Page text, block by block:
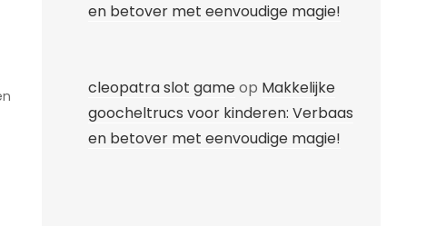
en betover met eenvoudige magie!
cleopatra slot gameop Makkelijke
goocheltrucs voor kinderen: Verbaas
en betover met eenvoudige magie!